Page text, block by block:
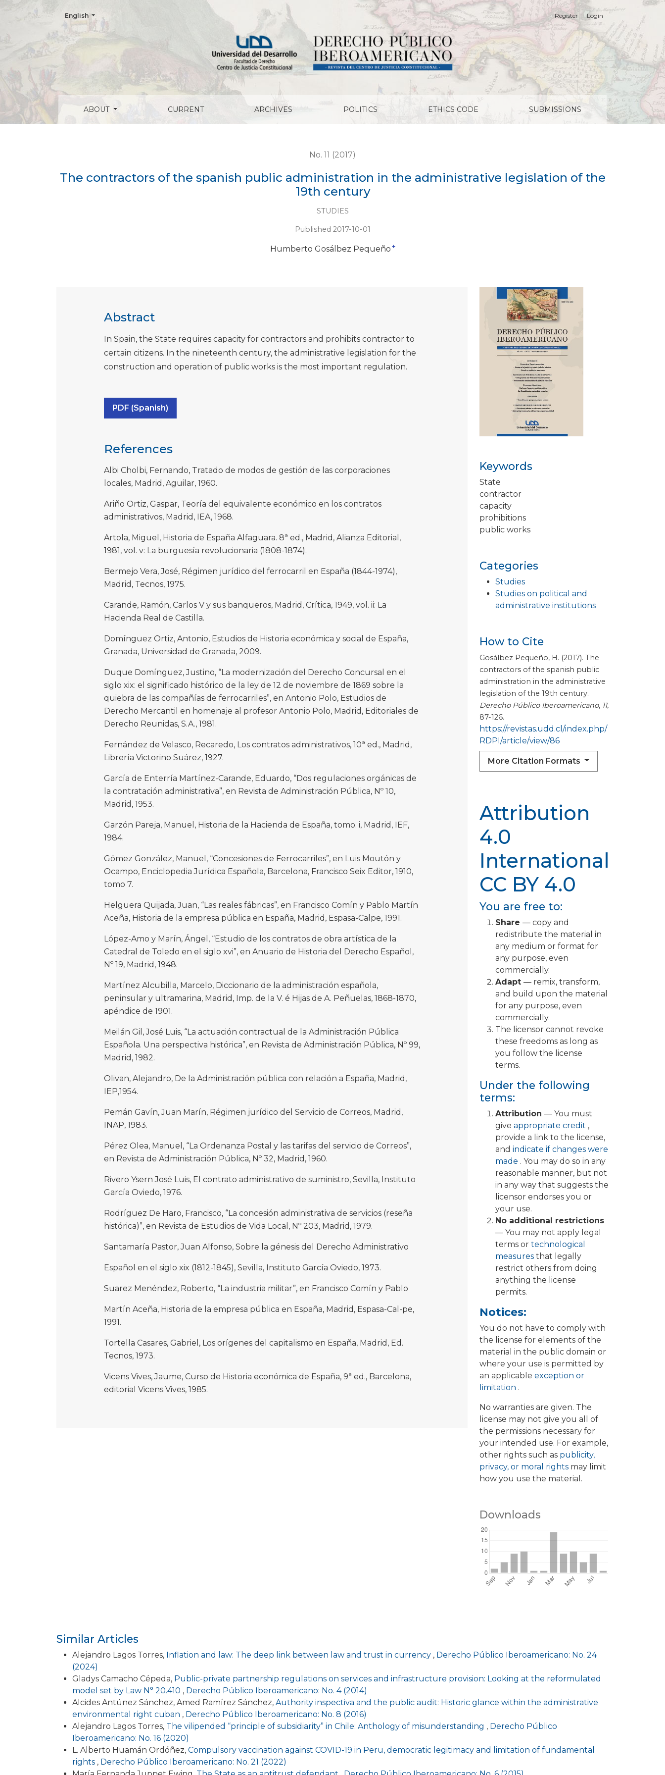
The contractors of the spanish public administration in the administrative legislation of the 19th century
ABOUT CURRENT ARCHIVES POLITICS ETHICS CODE SUBMISSIONS
Register Login
Change the language. The current language is:
English
No. 11 (2017)
The contractors of the spanish public administration in the administrative legislation of the
19th century
STUDIES
Published 2017-10-01
Humberto Gosálbez Pequeño +
Keywords
State
contractor
capacity
prohibitions
public works
Categories
Studies
Studies on political and
administrative institutions
How to Cite
Gosálbez Pequeño, H. (2017). The
contractors of the spanish public
administration in the administrative
legislation of the 19th century.
Derecho Público Iberoamericano, 11,
87-126.
https://revistas.udd.cl/index.php/
RDPI/article/view/86
More Citation Formats
Attribution
4.0
International
CC BY 4.0
You are free to:
Share — copy and
redistribute the material in
any medium or format for
any purpose, even
commercially.
Adapt — remix, transform,
and build upon the material
for any purpose, even
commercially.
The licensor cannot revoke
these freedoms as long as
you follow the license
terms.
Under the following
terms:
Attribution — You must
give appropriate credit ,
provide a link to the license,
and indicate if changes were
made . You may do so in any
reasonable manner, but not
in any way that suggests the
licensor endorses you or
your use.
No additional restrictions
— You may not apply legal
terms or technological
measures that legally
restrict others from doing
anything the license
permits.
Notices:
You do not have to comply with
the license for elements of the
material in the public domain or
where your use is permitted by
an applicable exception or
limitation .
No warranties are given. The
license may not give you all of
the permissions necessary for
your intended use. For example,
other rights such as publicity,
privacy, or moral rights may limit
how you use the material.
Downloads
Abstract
In Spain, the State requires capacity for contractors and prohibits contractor to
certain citizens. In the nineteenth century, the administrative legislation for the
construction and operation of public works is the most important regulation.
PDF (Spanish)
References
Albi Cholbi, Fernando, Tratado de modos de gestión de las corporaciones
locales, Madrid, Aguilar, 1960.
Ariño Ortiz, Gaspar, Teoría del equivalente económico en los contratos
administrativos, Madrid, IEA, 1968.
Artola, Miguel, Historia de España Alfaguara. 8ª ed., Madrid, Alianza Editorial,
1981, vol. v: La burguesía revolucionaria (1808-1874).
Bermejo Vera, José, Régimen jurídico del ferrocarril en España (1844-1974),
Madrid, Tecnos, 1975.
Carande, Ramón, Carlos V y sus banqueros, Madrid, Crítica, 1949, vol. ii: La
Hacienda Real de Castilla.
Domínguez Ortiz, Antonio, Estudios de Historia económica y social de España,
Granada, Universidad de Granada, 2009.
Duque Domínguez, Justino, “La modernización del Derecho Concursal en el
siglo xix: el significado histórico de la ley de 12 de noviembre de 1869 sobre la
quiebra de las compañías de ferrocarriles”, en Antonio Polo, Estudios de
Derecho Mercantil en homenaje al profesor Antonio Polo, Madrid, Editoriales de
Derecho Reunidas, S.A., 1981.
Fernández de Velasco, Recaredo, Los contratos administrativos, 10ª ed., Madrid,
Librería Victorino Suárez, 1927.
García de Enterría Martínez-Carande, Eduardo, “Dos regulaciones orgánicas de
la contratación administrativa”, en Revista de Administración Pública, Nº 10,
Madrid, 1953.
Garzón Pareja, Manuel, Historia de la Hacienda de España, tomo. i, Madrid, IEF,
1984.
Gómez González, Manuel, “Concesiones de Ferrocarriles”, en Luis Moutón y
Ocampo, Enciclopedia Jurídica Española, Barcelona, Francisco Seix Editor, 1910,
tomo 7.
Helguera Quijada, Juan, “Las reales fábricas”, en Francisco Comín y Pablo Martín
Aceña, Historia de la empresa pública en España, Madrid, Espasa-Calpe, 1991.
López-Amo y Marín, Ángel, “Estudio de los contratos de obra artística de la
Catedral de Toledo en el siglo xvi”, en Anuario de Historia del Derecho Español,
Nº 19, Madrid, 1948.
Martínez Alcubilla, Marcelo, Diccionario de la administración española,
peninsular y ultramarina, Madrid, Imp. de la V. é Hijas de A. Peñuelas, 1868-1870,
apéndice de 1901.
Meilán Gil, José Luis, “La actuación contractual de la Administración Pública
Española. Una perspectiva histórica”, en Revista de Administración Pública, Nº 99,
Madrid, 1982.
Olivan, Alejandro, De la Administración pública con relación a España, Madrid,
IEP,1954.
Pemán Gavín, Juan Marín, Régimen jurídico del Servicio de Correos, Madrid,
INAP, 1983.
Pérez Olea, Manuel, “La Ordenanza Postal y las tarifas del servicio de Correos”,
en Revista de Administración Pública, Nº 32, Madrid, 1960.
Rivero Ysern José Luis, El contrato administrativo de suministro, Sevilla, Instituto
García Oviedo, 1976.
Rodríguez De Haro, Francisco, “La concesión administrativa de servicios (reseña
histórica)”, en Revista de Estudios de Vida Local, Nº 203, Madrid, 1979.
Santamaría Pastor, Juan Alfonso, Sobre la génesis del Derecho Administrativo
Español en el siglo xix (1812-1845), Sevilla, Instituto García Oviedo, 1973.
Suarez Menéndez, Roberto, “La industria militar”, en Francisco Comín y Pablo
Martín Aceña, Historia de la empresa pública en España, Madrid, Espasa-Cal-pe,
1991.
Tortella Casares, Gabriel, Los orígenes del capitalismo en España, Madrid, Ed.
Tecnos, 1973.
Vicens Vives, Jaume, Curso de Historia económica de España, 9ª ed., Barcelona,
editorial Vicens Vives, 1985.
Similar Articles
Alejandro Lagos Torres, Inflation and law: The deep link between law and trust in currency , Derecho Público Iberoamericano: No. 24
(2024)
Gladys Camacho Cépeda, Public-private partnership regulations on services and infrastructure provision: Looking at the reformulated
model set by Law N° 20.410 , Derecho Público Iberoamericano: No. 4 (2014)
Alcides Antúnez Sánchez, Amed Ramírez Sánchez, Authority inspectiva and the public audit: Historic glance within the administrative
environmental right cuban , Derecho Público Iberoamericano: No. 8 (2016)
Alejandro Lagos Torres, The vilipended “principle of subsidiarity” in Chile: Anthology of misunderstanding , Derecho Público
Iberoamericano: No. 16 (2020)
L. Alberto Huamán Ordóñez, Compulsory vaccination against COVID-19 in Peru, democratic legitimacy and limitation of fundamental
rights , Derecho Público Iberoamericano: No. 21 (2022)